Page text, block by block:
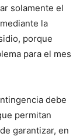
solamente el
la
porque
para el mes
debe
permitan
garantizar, en